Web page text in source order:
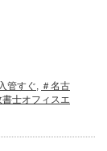
管すぐ, ＃名古
書士オフィスエ